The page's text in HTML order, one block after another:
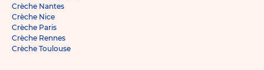
Crèche Nantes
Crèche Nice
Crèche Paris
Crèche Rennes
Crèche Toulouse